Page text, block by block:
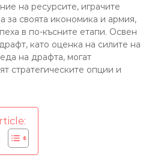
на ресурсите, играчите
за своята икономика и армия,
в по-късните етапи. Освен
като оценка на силите на
на драфта, могат
стратегическите опции и